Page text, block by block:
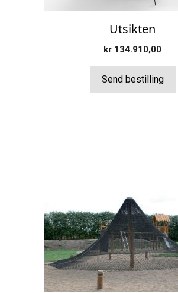
Utsikten
kr 134.910,00
Send bestilling